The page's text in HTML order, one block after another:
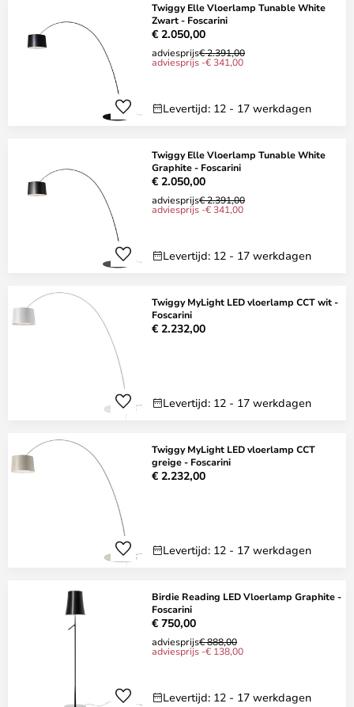
Twiggy Elle Vloerlamp Tunable White
Zwart - Foscarini
€ 2.050,00
adviesprijs€ 2.391,00
adviesprijs -€ 341,00
Levertijd: 12 - 17 werkdagen
Twiggy Elle Vloerlamp Tunable White
Graphite - Foscarini
€ 2.050,00
adviesprijs€ 2.391,00
adviesprijs -€ 341,00
Levertijd: 12 - 17 werkdagen
Twiggy MyLight LED vloerlamp CCT wit -
Foscarini
€ 2.232,00
Levertijd: 12 - 17 werkdagen
Twiggy MyLight LED vloerlamp CCT
greige - Foscarini
€ 2.232,00
Levertijd: 12 - 17 werkdagen
Birdie Reading LED Vloerlamp Graphite -
Foscarini
€ 750,00
adviesprijs€ 888,00
adviesprijs -€ 138,00
Levertijd: 12 - 17 werkdagen